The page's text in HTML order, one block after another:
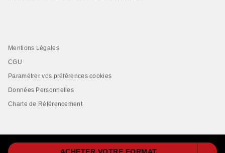
Mentions Légales
CGU
Paramétrer vos préférences cookies
Données Personnelles
Charte de Référencement